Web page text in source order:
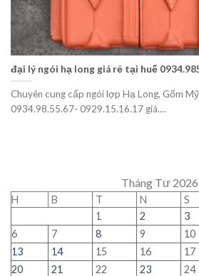
đại lý ngói hạ long giá rẻ tại huế
Chuyên cung cấp ngói lợp Hạ Long, Gốm
0934.98.55.67- 0929.15.16.17 giá....
Tháng Tư 2026
H B T N S
1
2 3
6
7 8 9 10
13
14 15 16 17
20
21 22 23 24